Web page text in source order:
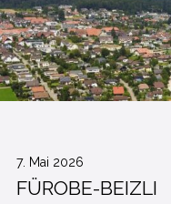
FÜROBE-BEIZLI
7. Mai 2026